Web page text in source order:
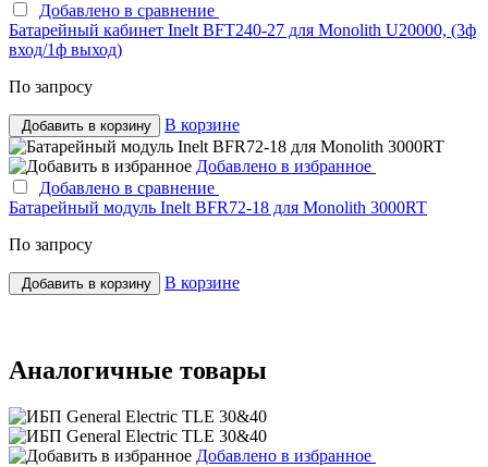
Добавлено в сравнение
Батарейный кабинет Inelt BFT240-27 для Monolith U20000, (3ф
вход/1ф выход)
По запросу
Добавить в корзину В корзине
Добавлено в избранное
Добавлено в сравнение
Батарейный модуль Inelt BFR72-18 для Monolith 3000RT
По запросу
Добавить в корзину В корзине
Аналогичные товары
Добавлено в избранное